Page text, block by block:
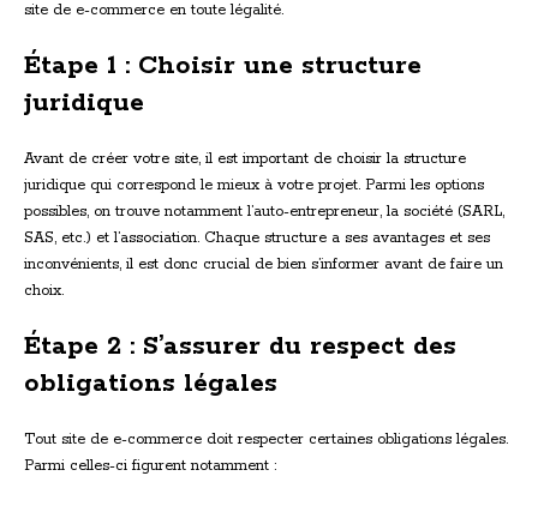
site de e-commerce en toute légalité.
Étape 1 : Choisir une structure
juridique
Avant de créer votre site, il est important de choisir la structure
juridique qui correspond le mieux à votre projet. Parmi les options
possibles, on trouve notamment l’auto-entrepreneur, la société (SARL,
SAS, etc.) et l’association. Chaque structure a ses avantages et ses
inconvénients, il est donc crucial de bien s’informer avant de faire un
choix.
Étape 2 : S’assurer du respect des
obligations légales
Tout site de e-commerce doit respecter certaines obligations légales.
Parmi celles-ci figurent notamment :